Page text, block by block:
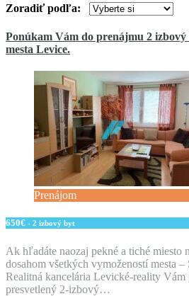
Zoradiť podľa:
Ponúkam Vám do prenájmu 2
mesta Levice.
Prenájom
650€ - 2 izbový byt
Ak hľadáte naozaj pekné a tiché miesto
dosahom všetkých vymožeností mesta –
Realitná kancelária Levické-reality Vám
presvetlený 2-izbový…